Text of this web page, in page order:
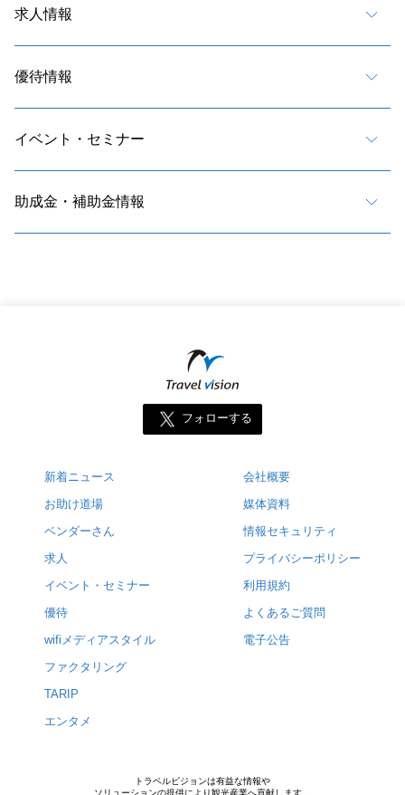
求人情報
優待情報
イベント・セミナー
助成金・補助金情報
フォローする
新着ニュース
お助け道場
ベンダーさん
求人
イベント・セミナー
優待
wifiメディアスタイル
ファクタリング
TARIP
エンタメ
会社概要
媒体資料
情報セキュリティ
プライバシーポリシー
利用規約
よくあるご質問
電子公告
トラベルビジョンは有益な情報や
ソリューションの提供により観光産業へ貢献します。